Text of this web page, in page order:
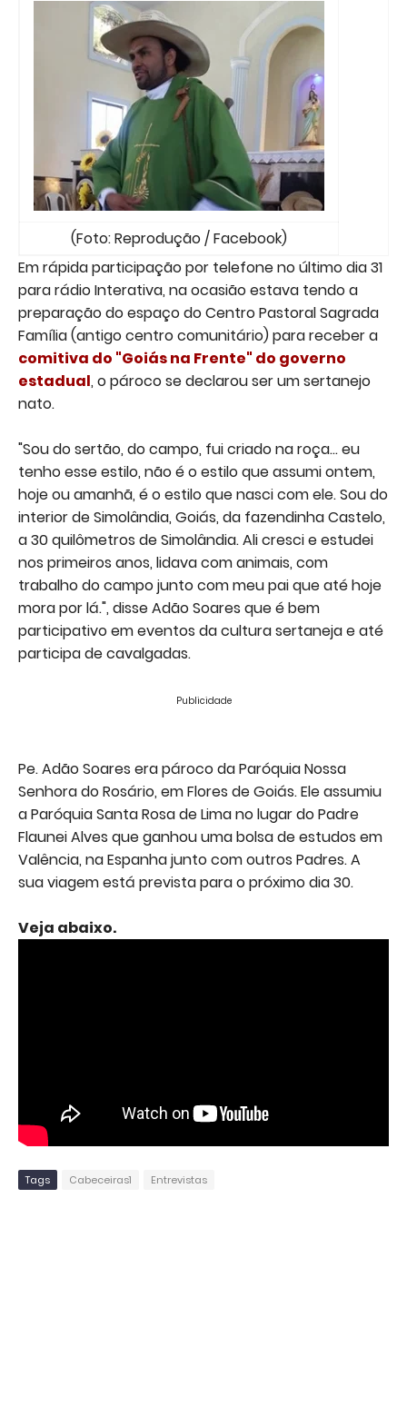
(Foto: Reprodução / Facebook)
Em rápida participação por telefone no último dia 31
para rádio Interativa, na ocasião estava tendo a
preparação do espaço do Centro Pastoral Sagrada
Família (antigo centro comunitário) para receber a
comitiva do "Goiás na Frente" do governo
estadual, o pároco se declarou ser um sertanejo
nato.
"Sou do sertão, do campo, fui criado na roça... eu
tenho esse estilo, não é o estilo que assumi ontem,
hoje ou amanhã, é o estilo que nasci com ele. Sou do
interior de Simolândia, Goiás, da fazendinha Castelo,
a 30 quilômetros de Simolândia. Ali cresci e estudei
nos primeiros anos, lidava com animais, com
trabalho do campo junto com meu pai que até hoje
mora por lá.", disse Adão Soares que é bem
participativo em eventos da cultura sertaneja e até
participa de cavalgadas.
Publicidade
Pe. Adão Soares era pároco da Paróquia Nossa
Senhora do Rosário, em Flores de Goiás. Ele assumiu
a Paróquia Santa Rosa de Lima no lugar do Padre
Flaunei Alves que ganhou uma bolsa de estudos em
Valência, na Espanha junto com outros Padres. A
sua viagem está prevista para o próximo dia 30.
Veja abaixo.
Tags Cabeceiras1 Entrevistas